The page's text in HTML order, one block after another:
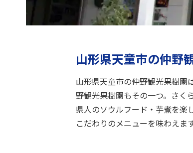
山形県天童市の仲野
山形県天童市の仲野観光果樹園
野観光果樹園もその一つ。さく
県人のソウルフード・芋煮を楽
こだわりのメニューを味わえます